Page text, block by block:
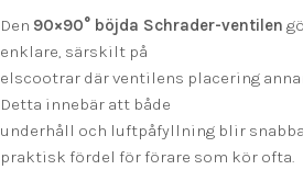
Den 90×90° böjda Schrader-ventilen
enklare, särskilt på
elscootrar där ventilens placering
Detta innebär att både
underhåll och luftpåfyllning blir
praktisk fördel för förare som kör ofta.